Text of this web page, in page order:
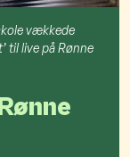
vækkede
til live på Rønne